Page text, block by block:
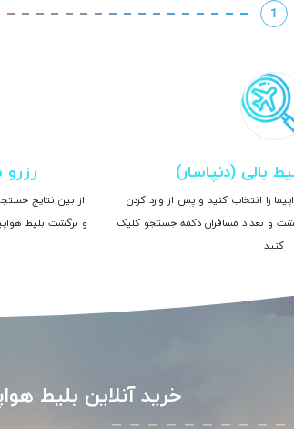
1
بالی (دنپاسار)
را انتخاب کنید و پس از وارد کردن
و تعداد مسافران دکمه جستجو کلیک
کنید
رزرو
از بین نتایج
و برگشت بلیط
خرید آنلاین بلیط